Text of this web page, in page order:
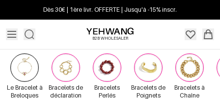
Dès 30€ | 1ère livr. OFFERTE | Jusqu'à -15% inscr.
B2B WHOLESALER
Le Bracelet à
Breloques
Bracelets de
déclaration
Bracelets
Perlés
Bracelets de
Poignets
Bracelets à
Chaîne